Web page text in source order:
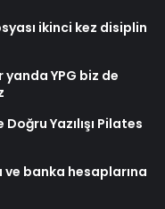
ikinci kez disiplin
yanda YPG biz de
Doğru Yazılışı Pilates
ve banka hesaplarına